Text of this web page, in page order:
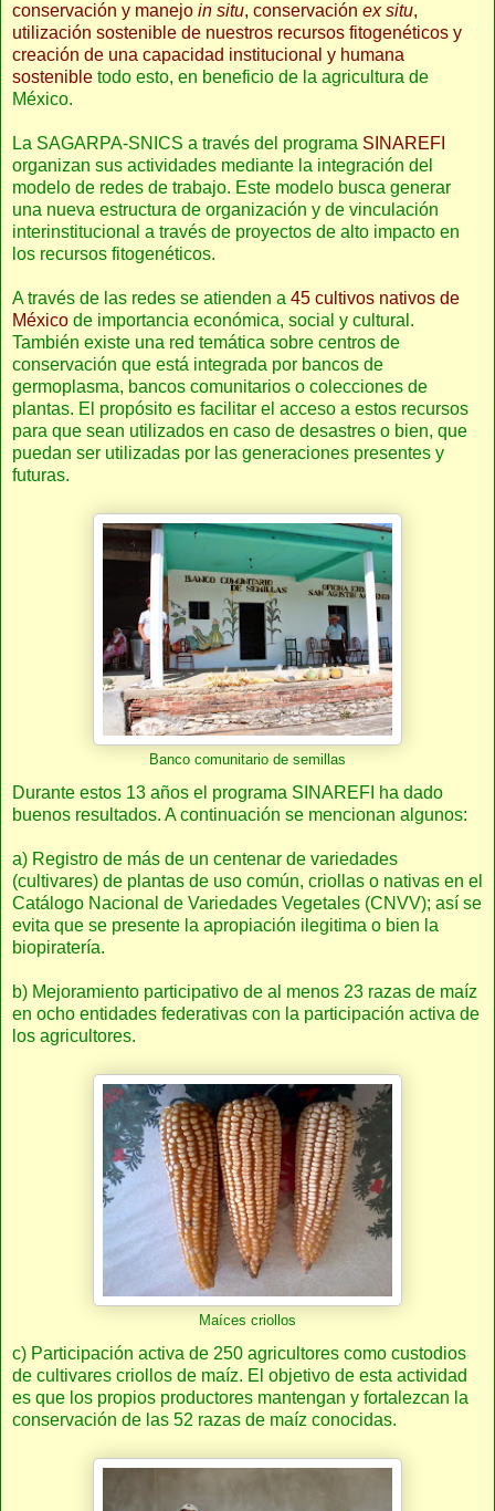
conservación y manejo in situ, conservación ex situ,
utilización sostenible de nuestros recursos fitogenéticos y
creación de una capacidad institucional y humana
sostenible todo esto, en beneficio de la agricultura de
México.
La SAGARPA-SNICS a través del programa SINAREFI
organizan sus actividades mediante la integración del
modelo de redes de trabajo. Este modelo busca generar
una nueva estructura de organización y de vinculación
interinstitucional a través de proyectos de alto impacto en
los recursos fitogenéticos.
A través de las redes se atienden a 45 cultivos nativos de
México de importancia económica, social y cultural.
También existe una red temática sobre centros de
conservación que está integrada por bancos de
germoplasma, bancos comunitarios o colecciones de
plantas. El propósito es facilitar el acceso a estos recursos
para que sean utilizados en caso de desastres o bien, que
puedan ser utilizadas por las generaciones presentes y
futuras.
Banco comunitario de semillas
Durante estos 13 años el programa SINAREFI ha dado
buenos resultados. A continuación se mencionan algunos:
a) Registro de más de un centenar de variedades
(cultivares) de plantas de uso común, criollas o nativas en el
Catálogo Nacional de Variedades Vegetales (CNVV); así se
evita que se presente la apropiación ilegitima o bien la
biopiratería.
b) Mejoramiento participativo de al menos 23 razas de maíz
en ocho entidades federativas con la participación activa de
los agricultores.
Maíces criollos
c) Participación activa de 250 agricultores como custodios
de cultivares criollos de maíz. El objetivo de esta actividad
es que los propios productores mantengan y fortalezcan la
conservación de las 52 razas de maíz conocidas.